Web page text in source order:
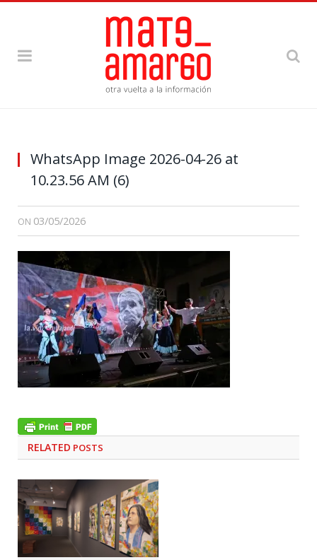
WhatsApp Image 2026-04-26 at
10.23.56 AM (6)
ON 03/05/2026
RELATED POSTS